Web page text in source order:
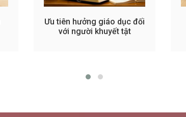
Ưu tiên hưởng giáo dục đối
với người khuyết tật